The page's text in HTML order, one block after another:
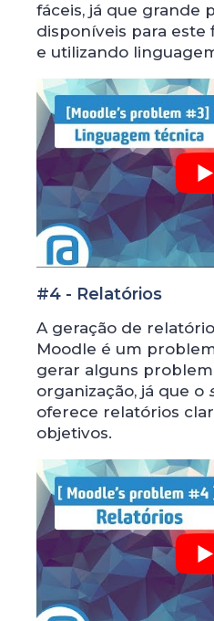
fáceis, já que grande
disponíveis para este
e utilizando
#4 - Relatórios
A geração de
Moodle é um
gerar alguns
organização, já que o
oferece relatórios
objetivos.